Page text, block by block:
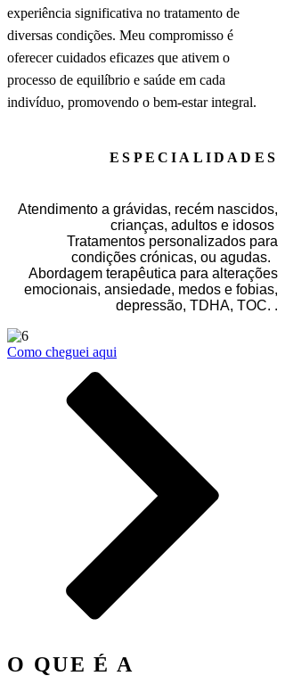
experiência significativa no tratamento de
diversas condições. Meu compromisso é
oferecer cuidados eficazes que ativem o
processo de equilíbrio e saúde em cada
indivíduo, promovendo o bem-estar integral.
ESPECIALIDADES
Atendimento a grávidas, recém nascidos,
crianças, adultos e idosos
Tratamentos personalizados para
condições crónicas, ou agudas.
Abordagem terapêutica para alterações
emocionais, ansiedade, medos e fobias,
depressão, TDHA, TOC. .
Como cheguei aqui
O QUE É A